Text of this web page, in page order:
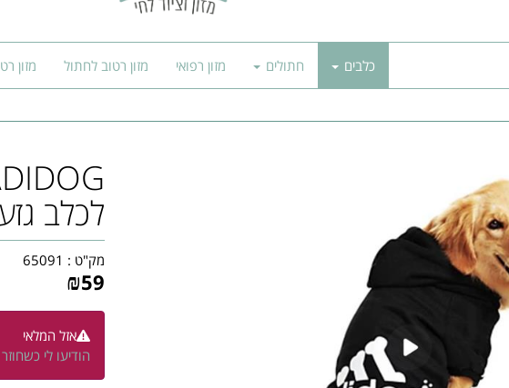
כלבים חתולים מזון רפואי מזון רטוב לחתול מזון
לכלב גזע
מק"ט : 65091
₪59
אזל המלאי
הודיעו לי